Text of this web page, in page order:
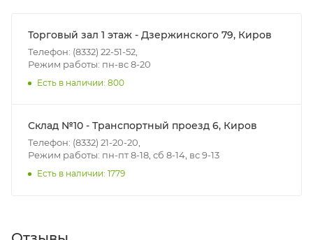
- зоны доставки;
- веса и габаритов товаров в заказе;
- количества торговых точек для погрузки товаров.
(перекрестки улиц):
• Дзержинского - Жуковского
• Ленина - 65 лет победы
• Московская - Ульяновская
Торговый зал 1 этаж - Дзержинского 79, Киров
Телефон: (8332) 22-51-52,
Режим работы: пн-вс 8-20
Есть в наличии: 800
Склад №10 - Транспортный проезд 6, Киров
Телефон: (8332) 21-20-20,
Режим работы: пн-пт 8-18, сб 8-14, вс 9-13
Есть в наличии: 1779